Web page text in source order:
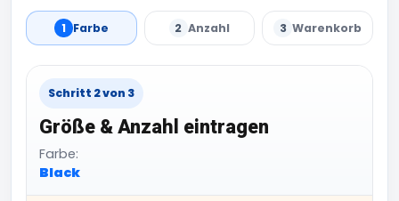
1 Farbe 2 Anzahl 3 Warenkorb
Schritt 2 von 3
Größe & Anzahl eintragen
Farbe:
Black